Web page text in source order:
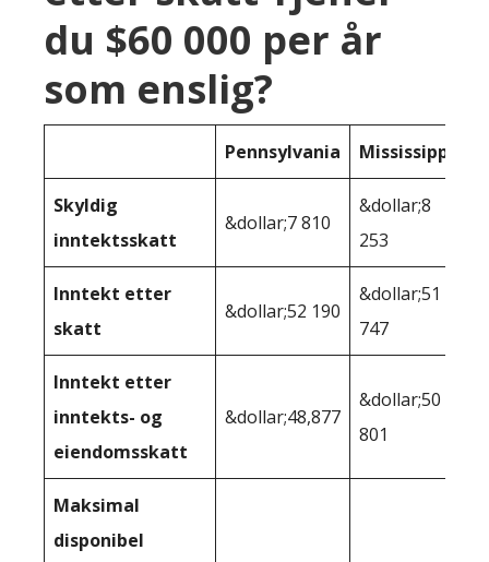
du $60 000 per år
som enslig?
Pennsylvania Mississippi
Skyldig
inntektsskatt
&dollar;7 810
&dollar;8
253
Inntekt etter
skatt
&dollar;52 190
&dollar;51
747
Inntekt etter
inntekts- og
eiendomsskatt
&dollar;48,877
&dollar;50
801
Maksimal
disponibel